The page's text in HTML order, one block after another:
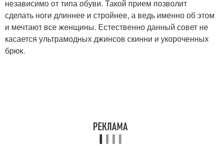
независимо от типа обуви. Такой прием позволит
сделать ноги длиннее и стройнее, а ведь именно об этом
и мечтают все женщины. Естественно данный совет не
касается ультрамодных джинсов скинни и укороченных
брюк.